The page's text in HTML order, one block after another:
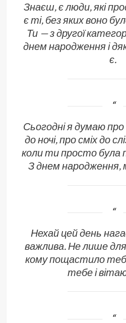
Знаєш, є люди, які
є ті, без яких воно
Ти — з другої
днем народження і
є.
Сьогодні я думаю про
до ночі, про сміх до
коли ти просто була
З днем народження,
Нехай цей день
важлива. Не лише для
кому пощастило
тебе і